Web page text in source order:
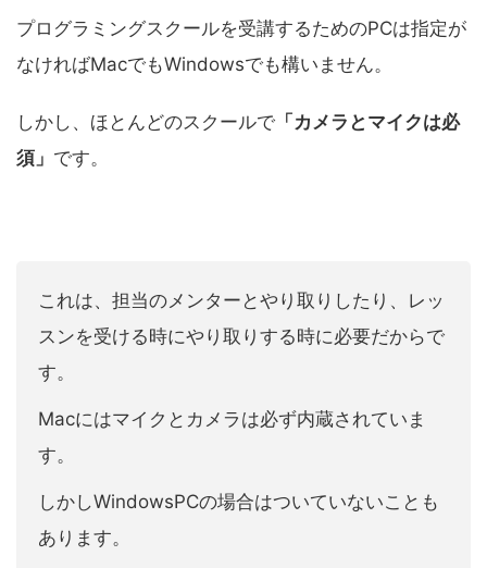
プログラミングスクールを受講するためのPCは指定が
なければMacでもWindowsでも構いません。
しかし、ほとんどのスクールで 「カメラとマイクは必
須」 です。
これは、担当のメンターとやり取りしたり、レッ
スンを受ける時にやり取りする時に必要だからで
す。
Macにはマイクとカメラは必ず内蔵されていま
す。
しかしWindowsPCの場合はついていないことも
あります。